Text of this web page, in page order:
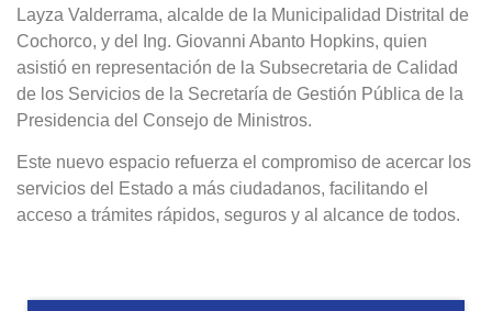
Layza Valderrama, alcalde de la Municipalidad Distrital de
Cochorco, y del Ing. Giovanni Abanto Hopkins, quien
asistió en representación de la Subsecretaria de Calidad
de los Servicios de la Secretaría de Gestión Pública de la
Presidencia del Consejo de Ministros.
Este nuevo espacio refuerza el compromiso de acercar los
servicios del Estado a más ciudadanos, facilitando el
acceso a trámites rápidos, seguros y al alcance de todos.